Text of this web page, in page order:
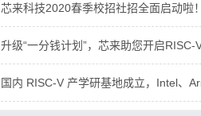
芯来科技2020春季校招社招全面启动啦！
升级“一分钱计划”，芯来助您开启RISC-
国内 RISC-V 产学研基地成立，Intel、